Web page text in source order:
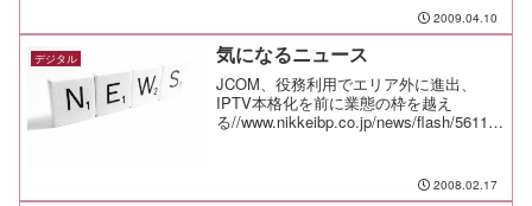
が使いやすい！ トレイ付きアーム実売
12,999円//ww...
2009.04.10
デジタル 気になるニュース
JCOM、役務利用でエリア外に進出、
IPTV本格化を前に業態の枠を越え
る//www.nikkeibp.co.jp/news/flash/56111
2008.02.17